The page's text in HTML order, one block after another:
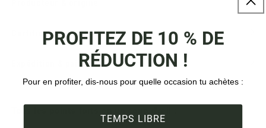
Certificat d'arbre
Expédition & paiement
PROFITEZ DE 10 % DE
RÉDUCTION !
Pour en profiter, dis-nous pour quelle occasion tu achètes :
TEMPS LIBRE